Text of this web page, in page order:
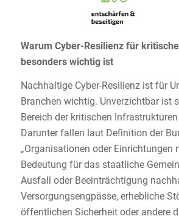
Warum Cyber-Resilienz für
besonders wichtig ist
Nachhaltige Cyber-Resilienz ist für
Branchen wichtig. Unverzichtbar ist
Bereich der kritischen Infrastrukturen
Darunter fallen laut Definition der
„Organisationen oder Einrichtungen
Bedeutung für das staatliche
Ausfall oder Beeinträchtigung
Versorgungsengpässe, erhebliche
öffentlichen Sicherheit oder andere